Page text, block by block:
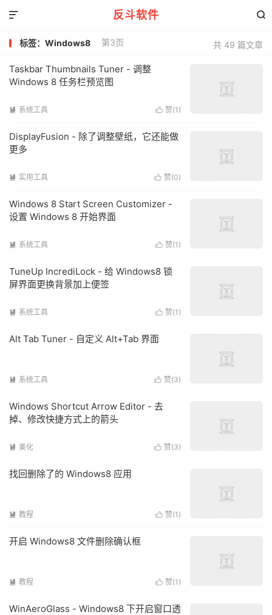
反斗软件 

共 49 篇文章
标签：Windows8 第3页
Taskbar Thumbnails Tuner - 调整
Windows 8 任务栏预览图
 赞(1 )
 系统工具
DisplayFusion - 除了调整壁纸，它还能做
更多
 赞(0)
 实用工具
Windows 8 Start Screen Customizer -
设置 Windows 8 开始界面
 赞(1 )
 系统工具
TuneUp IncrediLock - 给 Windows8 锁
屏界面更换背景加上便签
 赞(1 )
 系统工具
Alt Tab Tuner - 自定义 Alt+Tab 界面
 赞(3)
 系统工具
Windows Shortcut Arrow Editor - 去
掉、修改快捷方式上的箭头
 赞(3)
 美化
找回删除了的 Windows8 应用
 赞(1 )
 教程
开启 Windows8 文件删除确认框
 赞(1 )
 教程
WinAeroGlass - Windows8 下开启窗口透